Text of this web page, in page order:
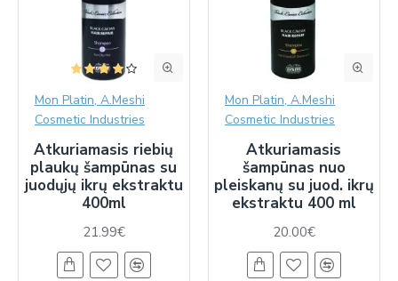
Mon Platin, A.Meshi
Cosmetic Industries
Atkuriamasis riebių
plaukų šampūnas su
juodųjų ikrų ekstraktu
400ml
21.99€
Mon Platin, A.Meshi
Cosmetic Industries
Atkuriamasis
šampūnas nuo
pleiskanų su juod. ikrų
ekstraktu 400 ml
20.00€